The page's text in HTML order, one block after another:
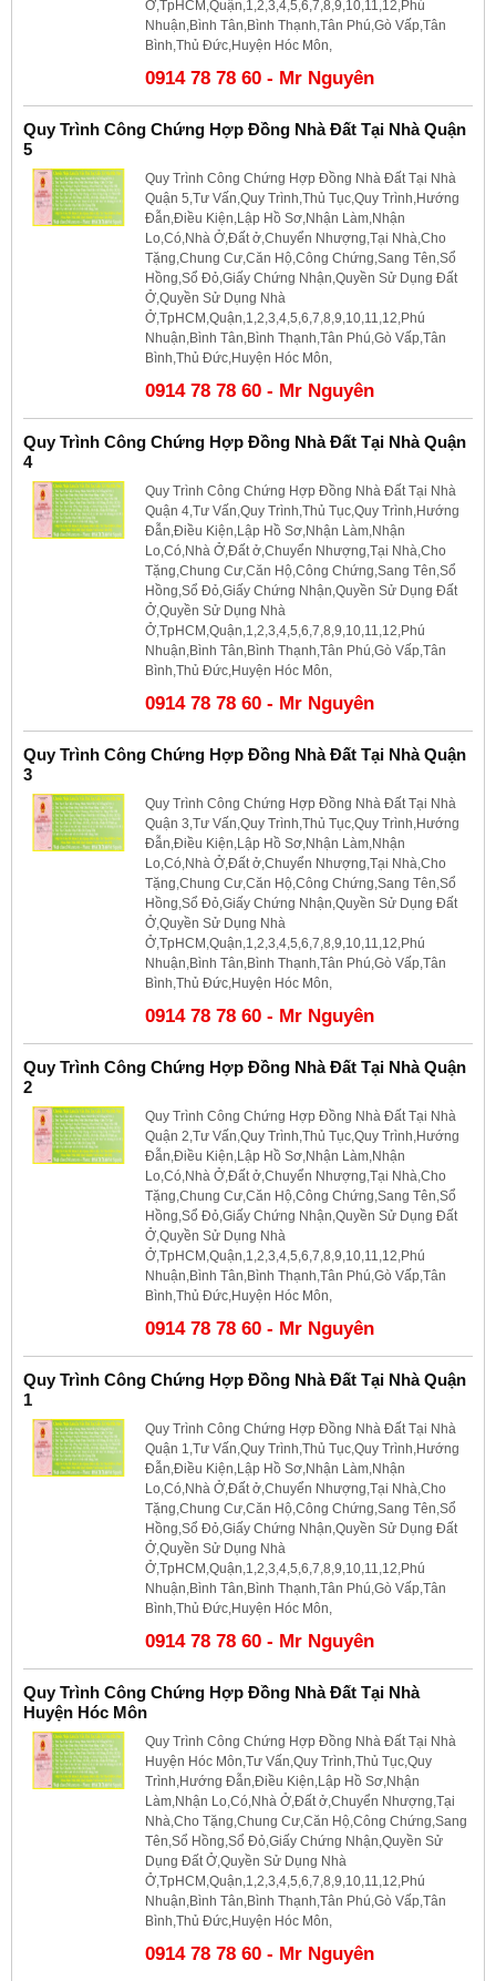
Ở,TpHCM,Quận,1,2,3,4,5,6,7,8,9,10,11,12,Phú
Nhuận,Bình Tân,Bình Thạnh,Tân Phú,Gò Vấp,Tân
Bình,Thủ Đức,Huyện Hóc Môn,
0914 78 78 60 - Mr Nguyên
Quy Trình Công Chứng Hợp Đồng Nhà Đất Tại Nhà Quận
5
Quy Trình Công Chứng Hợp Đồng Nhà Đất Tại Nhà
Quận 5,Tư Vấn,Quy Trình,Thủ Tục,Quy Trình,Hướng
Đẫn,Điều Kiện,Lập Hồ Sơ,Nhận Làm,Nhận
Lo,Có,Nhà Ở,Đất ở,Chuyển Nhượng,Tại Nhà,Cho
Tặng,Chung Cư,Căn Hộ,Công Chứng,Sang Tên,Sổ
Hồng,Sổ Đỏ,Giấy Chứng Nhận,Quyền Sử Dụng Đất
Ở,Quyền Sử Dụng Nhà
Ở,TpHCM,Quận,1,2,3,4,5,6,7,8,9,10,11,12,Phú
Nhuận,Bình Tân,Bình Thạnh,Tân Phú,Gò Vấp,Tân
Bình,Thủ Đức,Huyện Hóc Môn,
0914 78 78 60 - Mr Nguyên
Quy Trình Công Chứng Hợp Đồng Nhà Đất Tại Nhà Quận
4
Quy Trình Công Chứng Hợp Đồng Nhà Đất Tại Nhà
Quận 4,Tư Vấn,Quy Trình,Thủ Tục,Quy Trình,Hướng
Đẫn,Điều Kiện,Lập Hồ Sơ,Nhận Làm,Nhận
Lo,Có,Nhà Ở,Đất ở,Chuyển Nhượng,Tại Nhà,Cho
Tặng,Chung Cư,Căn Hộ,Công Chứng,Sang Tên,Sổ
Hồng,Sổ Đỏ,Giấy Chứng Nhận,Quyền Sử Dụng Đất
Ở,Quyền Sử Dụng Nhà
Ở,TpHCM,Quận,1,2,3,4,5,6,7,8,9,10,11,12,Phú
Nhuận,Bình Tân,Bình Thạnh,Tân Phú,Gò Vấp,Tân
Bình,Thủ Đức,Huyện Hóc Môn,
0914 78 78 60 - Mr Nguyên
Quy Trình Công Chứng Hợp Đồng Nhà Đất Tại Nhà Quận
3
Quy Trình Công Chứng Hợp Đồng Nhà Đất Tại Nhà
Quận 3,Tư Vấn,Quy Trình,Thủ Tục,Quy Trình,Hướng
Đẫn,Điều Kiện,Lập Hồ Sơ,Nhận Làm,Nhận
Lo,Có,Nhà Ở,Đất ở,Chuyển Nhượng,Tại Nhà,Cho
Tặng,Chung Cư,Căn Hộ,Công Chứng,Sang Tên,Sổ
Hồng,Sổ Đỏ,Giấy Chứng Nhận,Quyền Sử Dụng Đất
Ở,Quyền Sử Dụng Nhà
Ở,TpHCM,Quận,1,2,3,4,5,6,7,8,9,10,11,12,Phú
Nhuận,Bình Tân,Bình Thạnh,Tân Phú,Gò Vấp,Tân
Bình,Thủ Đức,Huyện Hóc Môn,
0914 78 78 60 - Mr Nguyên
Quy Trình Công Chứng Hợp Đồng Nhà Đất Tại Nhà Quận
2
Quy Trình Công Chứng Hợp Đồng Nhà Đất Tại Nhà
Quận 2,Tư Vấn,Quy Trình,Thủ Tục,Quy Trình,Hướng
Đẫn,Điều Kiện,Lập Hồ Sơ,Nhận Làm,Nhận
Lo,Có,Nhà Ở,Đất ở,Chuyển Nhượng,Tại Nhà,Cho
Tặng,Chung Cư,Căn Hộ,Công Chứng,Sang Tên,Sổ
Hồng,Sổ Đỏ,Giấy Chứng Nhận,Quyền Sử Dụng Đất
Ở,Quyền Sử Dụng Nhà
Ở,TpHCM,Quận,1,2,3,4,5,6,7,8,9,10,11,12,Phú
Nhuận,Bình Tân,Bình Thạnh,Tân Phú,Gò Vấp,Tân
Bình,Thủ Đức,Huyện Hóc Môn,
0914 78 78 60 - Mr Nguyên
Quy Trình Công Chứng Hợp Đồng Nhà Đất Tại Nhà Quận
1
Quy Trình Công Chứng Hợp Đồng Nhà Đất Tại Nhà
Quận 1,Tư Vấn,Quy Trình,Thủ Tục,Quy Trình,Hướng
Đẫn,Điều Kiện,Lập Hồ Sơ,Nhận Làm,Nhận
Lo,Có,Nhà Ở,Đất ở,Chuyển Nhượng,Tại Nhà,Cho
Tặng,Chung Cư,Căn Hộ,Công Chứng,Sang Tên,Sổ
Hồng,Sổ Đỏ,Giấy Chứng Nhận,Quyền Sử Dụng Đất
Ở,Quyền Sử Dụng Nhà
Ở,TpHCM,Quận,1,2,3,4,5,6,7,8,9,10,11,12,Phú
Nhuận,Bình Tân,Bình Thạnh,Tân Phú,Gò Vấp,Tân
Bình,Thủ Đức,Huyện Hóc Môn,
0914 78 78 60 - Mr Nguyên
Quy Trình Công Chứng Hợp Đồng Nhà Đất Tại Nhà
Huyện Hóc Môn
Quy Trình Công Chứng Hợp Đồng Nhà Đất Tại Nhà
Huyện Hóc Môn,Tư Vấn,Quy Trình,Thủ Tục,Quy
Trình,Hướng Đẫn,Điều Kiện,Lập Hồ Sơ,Nhận
Làm,Nhận Lo,Có,Nhà Ở,Đất ở,Chuyển Nhượng,Tại
Nhà,Cho Tặng,Chung Cư,Căn Hộ,Công Chứng,Sang
Tên,Sổ Hồng,Sổ Đỏ,Giấy Chứng Nhận,Quyền Sử
Dụng Đất Ở,Quyền Sử Dụng Nhà
Ở,TpHCM,Quận,1,2,3,4,5,6,7,8,9,10,11,12,Phú
Nhuận,Bình Tân,Bình Thạnh,Tân Phú,Gò Vấp,Tân
Bình,Thủ Đức,Huyện Hóc Môn,
0914 78 78 60 - Mr Nguyên